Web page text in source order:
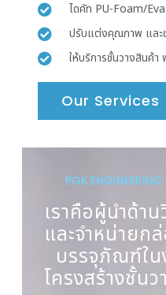
ไดคัท PU-Foam/
ปรับแต่งคุณภาพ และ
ให้บริการชั้นวางสินค้า
Our Services
PGK
เราคือผู้นำด้า
และจำหน่าย
บรรจุภัณฑ์ใ
โครงสร้างชั้น